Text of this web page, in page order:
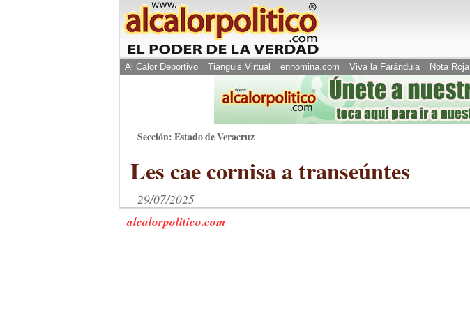
Al Calor Deportivo Tianguis Virtual ennomina.com Viva la Farándula Nota Roja
Sección: Estado de Veracruz
Les cae cornisa a transeúntes
29/07/2025
alcalorpolitico.com